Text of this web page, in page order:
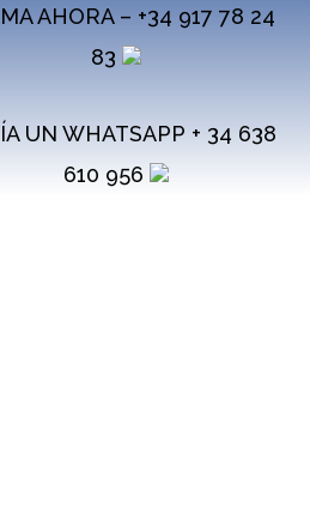
AHORA – +34 917 78 24
83
UN WHATSAPP + 34 638
610 956